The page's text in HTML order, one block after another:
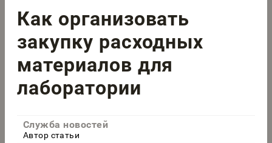
Как организовать
закупку расходных
материалов для
лаборатории
Служба новостей
Автор статьи